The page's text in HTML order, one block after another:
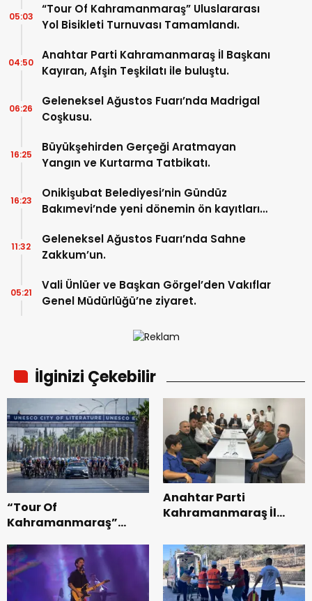
“Tour Of Kahramanmaraş” Uluslararası
Yol Bisikleti Turnuvası Tamamlandı.
05:03
Anahtar Parti Kahramanmaraş İl Başkanı
Kayıran, Afşin Teşkilatı ile buluştu.
04:50
Geleneksel Ağustos Fuarı’nda Madrigal
Coşkusu.
06:26
Büyükşehirden Gerçeği Aratmayan
Yangın ve Kurtarma Tatbikatı.
16:25
Onikişubat Belediyesi’nin Gündüz
Bakımevi’nde yeni dönemin ön kayıtları
16:23
Geleneksel Ağustos Fuarı’nda Sahne
Zakkum’un.
11:32
Vali Ünlüer ve Başkan Görgel’den Vakıflar
Genel Müdürlüğü’ne ziyaret.
05:21
İlginizi Çekebilir
“Tour Of
Kahramanmaraş”
Bisikleti Turnuvası
Tamamlandı.
Anahtar Parti
Kahramanmaraş İl
Teşkilatı ile buluştu.